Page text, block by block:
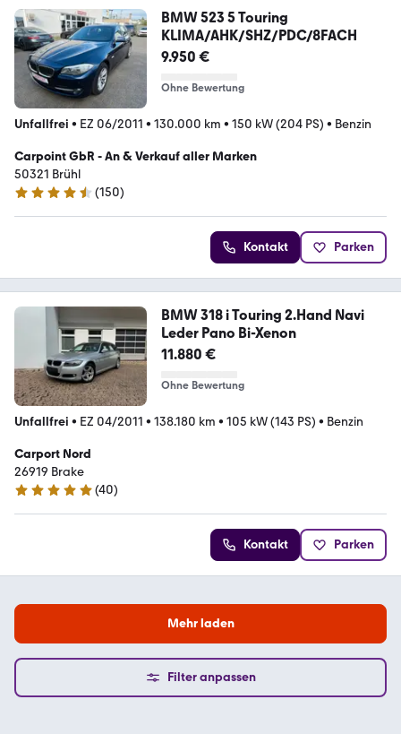
BMW 523 5 Touring
KLIMA/AHK/SHZ/PDC/8FACH
9.950 €
Ohne Bewertung
Unfallfrei • EZ 06/2011 • 130.000 km • 150 kW (204 PS) • Benzin
Carpoint GbR - An & Verkauf aller Marken
50321 Brühl
4.5 Sterne
(150)
Kontakt Parken
BMW 318 i Touring 2.Hand Navi
Leder Pano Bi-Xenon
11.880 €
Ohne Bewertung
Unfallfrei • EZ 04/2011 • 138.180 km • 105 kW (143 PS) • Benzin
Carport Nord
26919 Brake
4.9 Sterne
(40)
Kontakt Parken
Mehr laden
Filter anpassen